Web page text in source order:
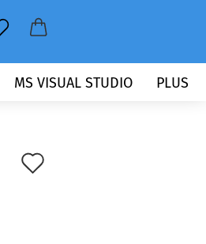
MS VISUAL STUDIO PLUS